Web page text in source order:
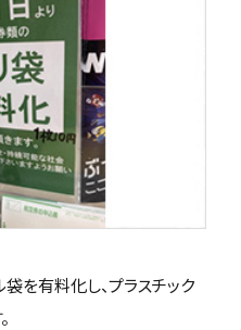
を有料化し、プラスチック